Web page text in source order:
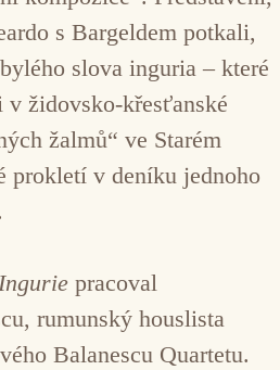
s Bargeldem potkali,
slova inguria – které
židovsko-křesťanské
žalmů“ ve Starém
prokletí v deníku jednoho
pracoval
rumunský houslista
Balanescu Quartetu.